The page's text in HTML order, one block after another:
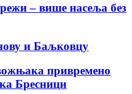
– више насеља без
и Баљковцу
привремено
Бресници